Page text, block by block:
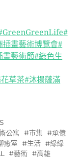
#
插畫藝術博覽會#
畫藝術節#綠色生
草茶#沐揚薩滿
公寓 市集
承億
癒室 生活
綠綠
藝術 高雄